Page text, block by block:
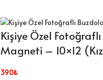
Kişiye Özel
Magneti – 10×12
390₺